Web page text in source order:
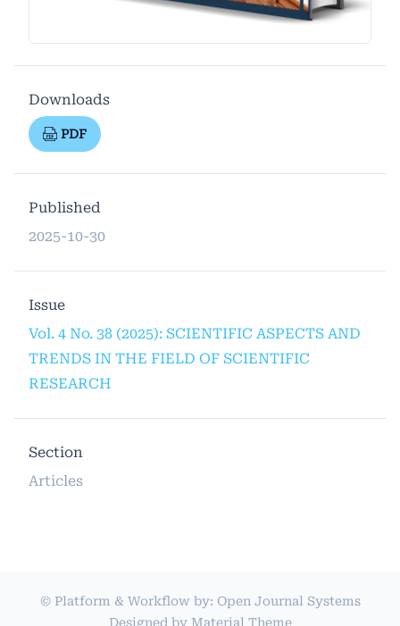
Downloads
PDF
Published
2025-10-30
Issue
Vol. 4 No. 38 (2025): SCIENTIFIC ASPECTS AND
TRENDS IN THE FIELD OF SCIENTIFIC
RESEARCH
Section
Articles
© Platform & Workflow by: Open Journal Systems
Designed by Material Theme